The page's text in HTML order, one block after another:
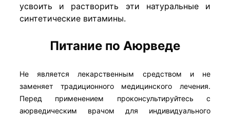
усвоить и растворить эти натуральные и
синтетические витамины.
Питание по Аюрведе
Не является лекарственным средством и не
заменяет традиционного медицинского лечения.
Перед применением проконсультируйтесь с
аюрведическим врачом для индивидуального